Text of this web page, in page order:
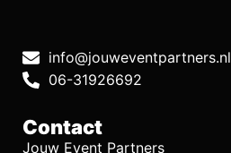
info@jouweventpartners.nl
06-31926692
Contact
Jouw Event Partners